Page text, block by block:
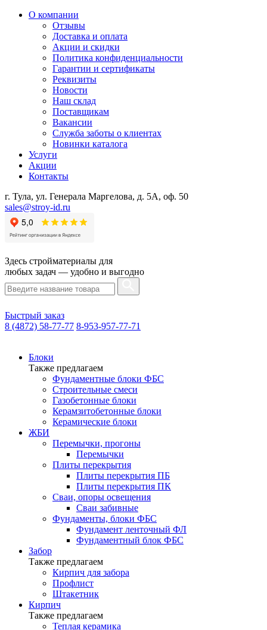
О компании
Отзывы
Доставка и оплата
Акции и скидки
Политика конфиденциальности
Гарантии и сертификаты
Реквизиты
Новости
Наш склад
Поставщикам
Вакансии
Служба заботы о клиентах
Новинки каталога
Услуги
Акции
Контакты
г. Тула, ул. Генерала Маргелова, д. 5А, оф. 50
sales@stroy-id.ru
Здесь стройматериалы для
любых задач — удобно и выгодно
Быстрый заказ
8 (4872) 58-77-77 8-953-957-77-71
Блоки
Также предлагаем
Фундаментные блоки ФБС
Строительные смеси
Газобетонные блоки
Керамзитобетонные блоки
Керамические блоки
ЖБИ
Перемычки, прогоны
Перемычки
Плиты перекрытия
Плиты перекрытия ПБ
Плиты перекрытия ПК
Сваи, опоры освещения
Сваи забивные
Фундаменты, блоки ФБС
Фундамент ленточный ФЛ
Фундаментный блок ФБС
Забор
Также предлагаем
Кирпич для забора
Профлист
Штакетник
Кирпич
Также предлагаем
Теплая керамика